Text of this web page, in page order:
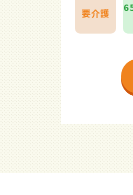
要介護